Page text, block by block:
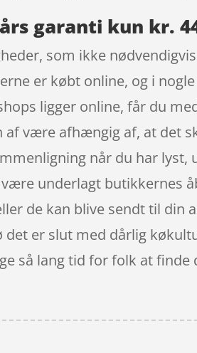
garanti kun kr.
som ikke
er købt online, og i
ligger online, får du
af være afhængig af, at det
når du har lyst,
underlagt butikkernes
de kan blive sendt til din
det er slut med dårlig
så lang tid for folk at finde